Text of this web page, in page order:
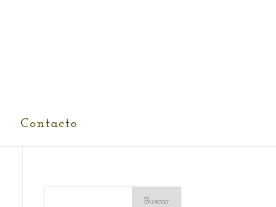
Contacto